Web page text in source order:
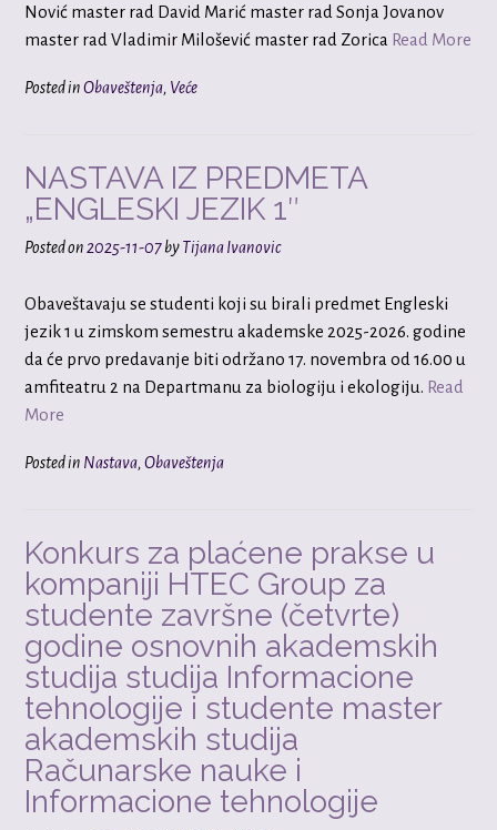
Nović master rad David Marić master rad Sonja Jovanov
master rad Vladimir Milošević master rad Zorica Read More
Posted inObaveštenja, Veće
NASTAVA IZ PREDMETA
„ENGLESKI JEZIK 1″
Posted on2025-11-07byTijana Ivanovic
Obaveštavaju se studenti koji su birali predmet Engleski
jezik 1 u zimskom semestru akademske 2025-2026. godine
da će prvo predavanje biti održano 17. novembra od 16.00 u
amfiteatru 2 na Departmanu za biologiju i ekologiju. Read
More
Posted in Nastava,Obaveštenja
Konkurs za plaćene prakse u
kompaniji HTEC Group za
studente završne (četvrte)
godine osnovnih akademskih
studija studija Informacione
tehnologije i studente master
akademskih studija
Računarske nauke i
Informacione tehnologije